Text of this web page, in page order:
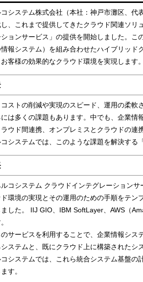
コシステム株式会社（本社：神戸市灘区、
、これまで提供してきたクラウド関連ソ
ョンサービス」の提供を開始しました。
報システム）を組み合わせたハイブリッ
客様の効果的なクラウド環境を実現します
ストの削減や実現のスピード、運用の柔
には多くの課題もあります。中でも、企業
ラウド間連携、オンプレミスとクラウドの
コシステムでは、このような課題を解決す
ルコシステム クラウドインテグレーション
環境の実現とその運用のための手順をテ
した。 IIJ GIO、IBM SoftLayer、AWS（
のサービスを利用することで、企業情報シ
ステムと、既にクラウド上に構築された
コシステムでは、これら統合システム基盤
す。